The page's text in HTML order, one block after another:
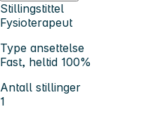
Stillingstittel
Fysioterapeut
Type ansettelse
Fast, heltid 100%
Antall stillinger
1